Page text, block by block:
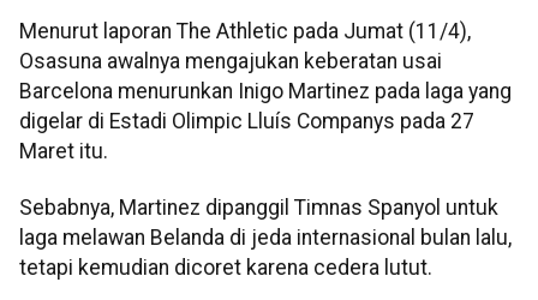
Menurut laporan The Athletic pada Jumat (11/4),
Osasuna awalnya mengajukan keberatan usai
Barcelona menurunkan Inigo Martinez pada laga yang
digelar di Estadi Olimpic Lluís Companys pada 27
Maret itu.
Sebabnya, Martinez dipanggil Timnas Spanyol untuk
laga melawan Belanda di jeda internasional bulan lalu,
tetapi kemudian dicoret karena cedera lutut.